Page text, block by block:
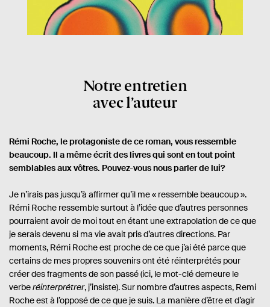
Notre entretien
avec l’auteur
Rémi Roche, le protagoniste de ce roman, vous ressemble
beaucoup. Il a même écrit des livres qui sont en tout point
semblables aux vôtres. Pouvez-vous nous parler de lui?
Je n’irais pas jusqu’à affirmer qu’il me « ressemble beaucoup ».
Rémi Roche ressemble surtout à l’idée que d’autres personnes
pourraient avoir de moi tout en étant une extrapolation de ce que
je serais devenu si ma vie avait pris d’autres directions. Par
moments, Rémi Roche est proche de ce que j’ai été parce que
certains de mes propres souvenirs ont été réinterprétés pour
créer des fragments de son passé (ici, le mot-clé demeure le
verberéinterprétrer, j’insiste). Sur nombre d’autres aspects, Remi
Roche est à l’opposé de ce que je suis. La manière d’être et d’agir